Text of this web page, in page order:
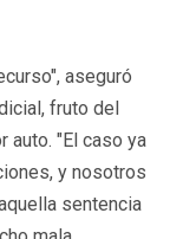
aseguró
fruto del
auto. "El caso ya
y nosotros
sentencia